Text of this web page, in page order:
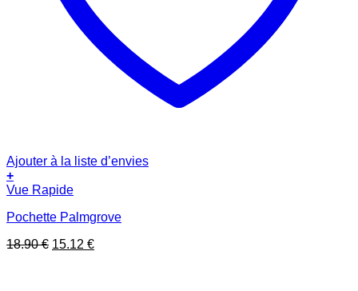
Ajouter à la liste d’envies
+
Vue Rapide
Pochette Palmgrove
18.90€ Le
15.12 €Le